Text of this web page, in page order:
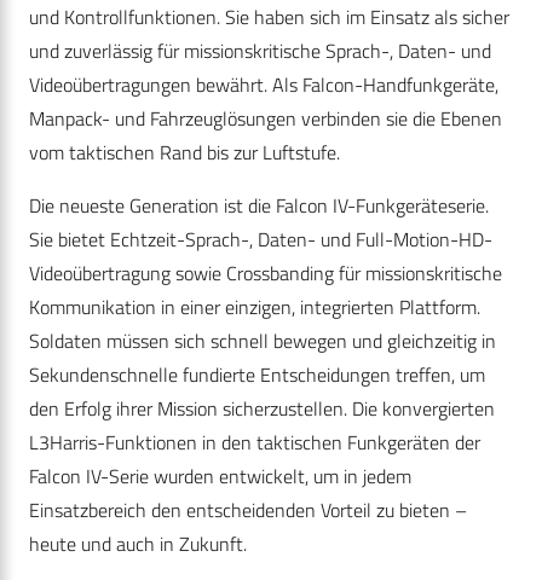
und Kontrollfunktionen. Sie haben sich im Einsatz als sicher
und zuverlässig für missionskritische Sprach-, Daten- und
Videoübertragungen bewährt. Als Falcon-Handfunkgeräte,
Manpack- und Fahrzeuglösungen verbinden sie die Ebenen
vom taktischen Rand bis zur Luftstufe.
Die neueste Generation ist die Falcon IV-Funkgeräteserie.
Sie bietet Echtzeit-Sprach-, Daten- und Full-Motion-HD-
Videoübertragung sowie Crossbanding für missionskritische
Kommunikation in einer einzigen, integrierten Plattform.
Soldaten müssen sich schnell bewegen und gleichzeitig in
Sekundenschnelle fundierte Entscheidungen treffen, um
den Erfolg ihrer Mission sicherzustellen. Die konvergierten
L3Harris-Funktionen in den taktischen Funkgeräten der
Falcon IV-Serie wurden entwickelt, um in jedem
Einsatzbereich den entscheidenden Vorteil zu bieten –
heute und auch in Zukunft.